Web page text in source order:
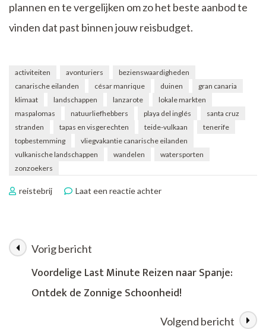
plannen en te vergelijken om zo het beste aanbod te
vinden dat past binnen jouw reisbudget.
activiteiten avonturiers
bezienswaardigheden
canarische eilanden
césar manrique duinen
gran canaria
klimaat
landschappen lanzarote
lokale markten
maspalomas
natuurliefhebbers playa del inglés
santa cruz
stranden
tapas en visgerechten teide-vulkaan
tenerife
topbestemming
vliegvakantie canarische eilanden
vulkanische landschappen
wandelen
watersporten
zonzoekers
reistebrij Laat een reactie achterop
Canarische
Eilanden
Berichtnavigatie
Vorig bericht
Voordelige Last Minute Reizen naar Spanje:
Ontdek de Zonnige Schoonheid!
Volgend bericht